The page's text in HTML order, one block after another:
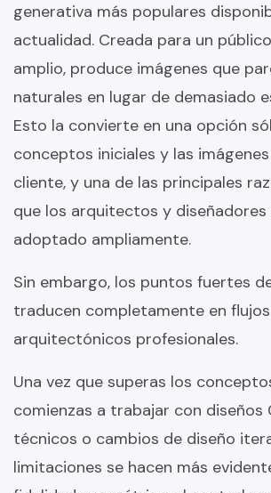
generativa más populares
actualidad. Creada para un
amplio, produce imágenes que
naturales en lugar de demasiado
Esto la convierte en una opción
conceptos iniciales y las
cliente, y una de las principales
que los arquitectos y diseñadores
adoptado ampliamente.
Sin embargo, los puntos fuertes
traducen completamente en
arquitectónicos profesionales.
Una vez que superas los
comienzas a trabajar con diseños
técnicos o cambios de diseño
limitaciones se hacen más